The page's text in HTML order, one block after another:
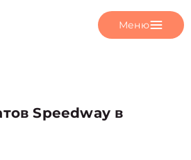
Меню
Speedway в